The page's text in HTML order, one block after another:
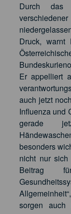
Durch das
Druck, warnt
Er appelliert
auch jetzt
Influenza und
gerade
besonders
nicht nur
Beitrag
sorgen